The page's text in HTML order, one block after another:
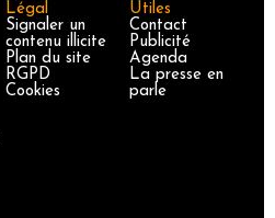
Légal
Signaler un
contenu illicite
Plan du site
RGPD
Cookies
Utiles
Contact
Publicité
Agenda
La presse en
parle